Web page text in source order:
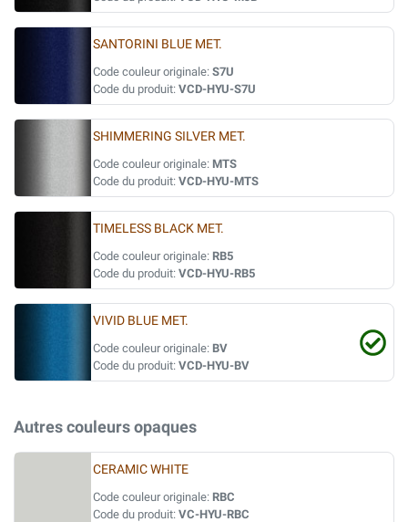
SANTORINI BLUE MET.
Code couleur originale: S7U
Code du produit: VCD-HYU-S7U
SHIMMERING SILVER MET.
Code couleur originale: MTS
Code du produit: VCD-HYU-MTS
TIMELESS BLACK MET.
Code couleur originale: RB5
Code du produit: VCD-HYU-RB5
VIVID BLUE MET.
Code couleur originale: BV
Code du produit: VCD-HYU-BV
Autres couleurs opaques
CERAMIC WHITE
Code couleur originale: RBC
Code du produit: VC-HYU-RBC